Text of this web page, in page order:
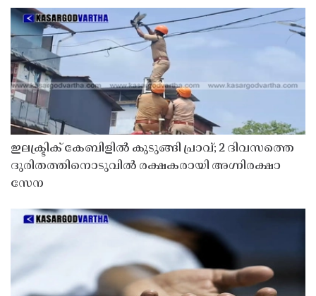
ഇലക്ട്രിക് കേബിളിൽ കുടുങ്ങി പ്രാവ്; 2 ദിവസത്തെ
ദുരിതത്തിനൊടുവിൽ രക്ഷകരായി അഗ്നിരക്ഷാ
സേന